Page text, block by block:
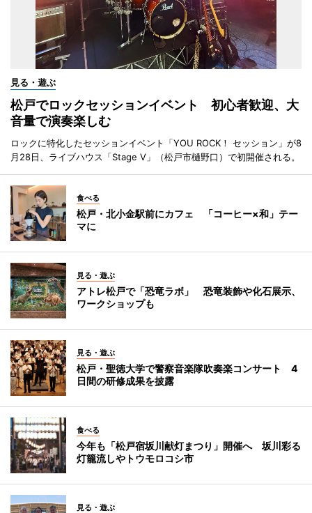
見る・遊ぶ
松戸でロックセッションイベント 初心者歓迎、大
音量で演奏楽しむ
ロックに特化したセッションイベント「YOU ROCK！ セッション」が8
月28日、ライブハウス「Stage V」（松戸市樋野口）で初開催される。
食べる
松戸・北小金駅前にカフェ 「コーヒー×和」テー
マに
見る・遊ぶ
アトレ松戸で「恐竜ラボ」 恐竜装飾や化石展示、
ワークショップも
見る・遊ぶ
松戸・聖徳大学で警察音楽隊吹奏楽コンサート 4
日間の研修成果を披露
食べる
今年も「松戸宿坂川献灯まつり」開催へ 坂川彩る
灯籠流しやトウモロコシ市
見る・遊ぶ